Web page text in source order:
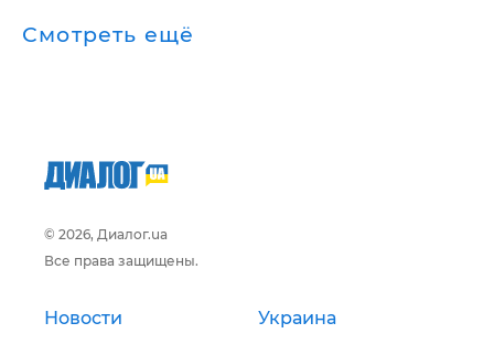
Смотреть ещё
© 2026, Диалог.ua
Все права защищены.
Новости Украина